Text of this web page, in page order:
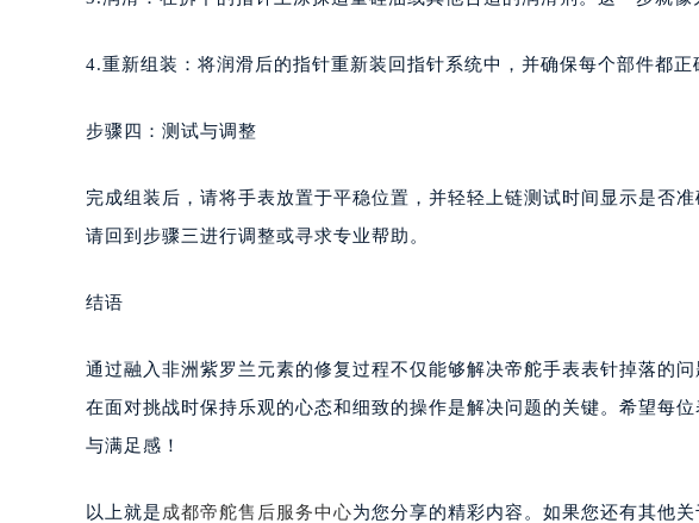
4.重新组装：将润滑后的指针重新装回指针系统中，并确保每个部件都正
步骤四：测试与调整
完成组装后，请将手表放置于平稳位置，并轻轻上链测试时间显示是否
请回到步骤三进行调整或寻求专业帮助。
结语
通过融入非洲紫罗兰元素的修复过程不仅能够解决帝舵手表表针掉落的
在面对挑战时保持乐观的心态和细致的操作是解决问题的关键。希望每
与满足感！
以上就是 成都帝舵售后服务中心为您分享的精彩内容。如果您还有其他